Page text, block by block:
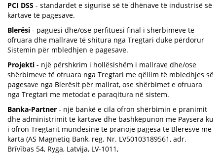
PCI DSS - standardet e sigurisë së të dhënave të industrisë së
kartave të pagesave.
Blerësi - paguesi dhe/ose përfituesi final i shërbimeve të
ofruara dhe mallrave të shitura nga Tregtari duke përdorur
Sistemin për mbledhjen e pagesave.
Projekti - një përshkrim i hollësishëm i mallrave dhe/ose
shërbimeve të ofruara nga Tregtari me qëllim të mbledhjes së
pagesave nga Blerësit për mallrat, ose shërbimet e ofruara
nga Tregtari me metodat e paraqitura në sistem.
Banka-Partner - një bankë e cila ofron shërbimin e pranimit
dhe administrimit të kartave dhe bashkëpunon me Paysera ku
i ofron Tregtarit mundësinë të pranojë pagesa të Blerësve me
karta (AS Magnetiq Bank, reg. Nr. LV50103189561, adr.
Brīvības 54, Ryga, Latvija, LV-1011,